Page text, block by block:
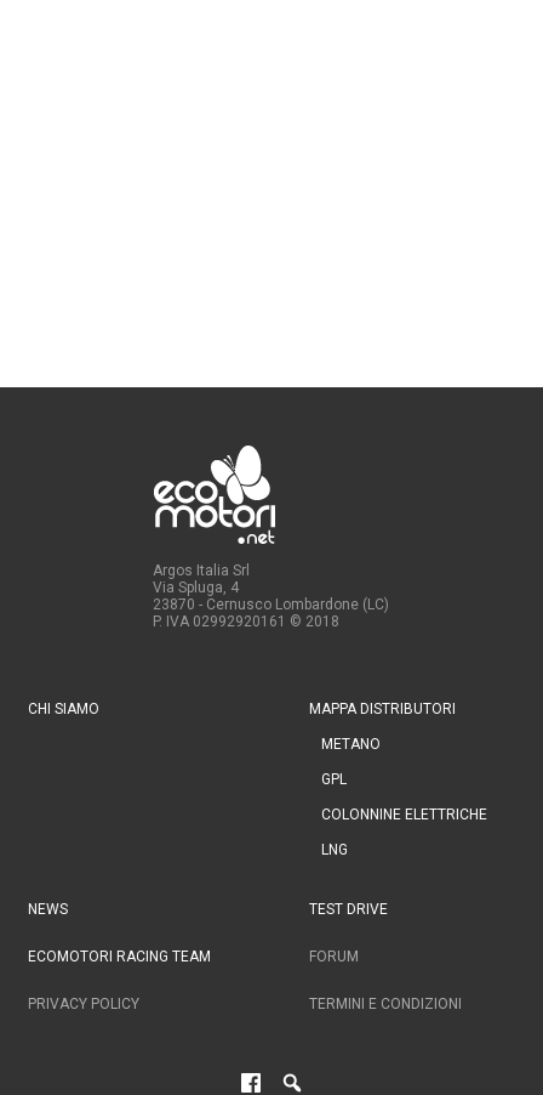
Argos Italia Srl
Via Spluga, 4
23870 - Cernusco Lombardone (LC)
P. IVA 02992920161 © 2018
CHI SIAMO MAPPA DISTRIBUTORI
METANO
GPL
COLONNINE ELETTRICHE
LNG
NEWS TEST DRIVE
ECOMOTORI RACING TEAM FORUM
PRIVACY POLICY TERMINI E CONDIZIONI